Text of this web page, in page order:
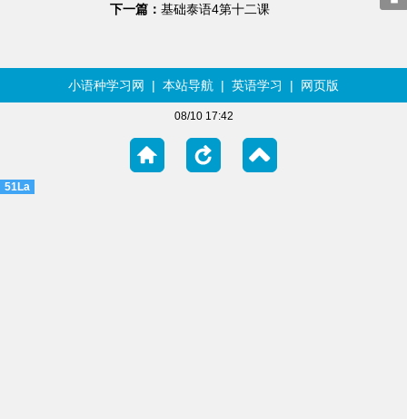
下一篇： 基础泰语4第十二课
小语种学习网 | 本站导航 | 英语学习 | 网页版
08/10 17:42
51La